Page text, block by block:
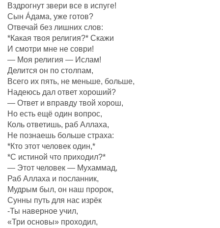
Вздрогнут звери все в испуге!
Сын Áдама, уже готов?
Отвечай без лишних слов:
*Какая твоя религия?* Скажи
И смотри мне не соври!
— Моя религия — Ислам!
Делится он по столпам,
Всего их пять, не меньше, больше,
Надеюсь дал ответ хороший?
— Ответ и вправду твой хорош,
Но есть ещё один вопрос,
Коль ответишь, раб Аллаха,
Не познаешь больше страха:
*Кто этот человек один,*
*С истиной что приходил?*
— Этот человек — Мухаммад,
Раб Аллаха и посланник,
Мудрым был, он наш пророк,
Сунны путь для нас изрёк
-Ты наверное учил,
«Три основы» проходил,